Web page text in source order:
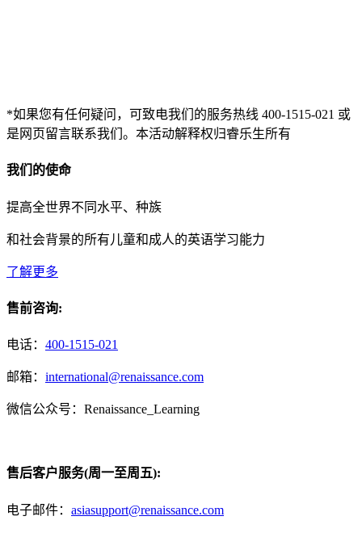
*如果您有任何疑问，可致电我们的服务热线 400-1515-021 或
是网页留言联系我们。本活动解释权归睿乐生所有
我们的使命
提高全世界不同水平、种族
和社会背景的所有儿童和成人的英语学习能力
了解更多
售前咨询:
电话： 400-1515-021
邮箱： international@renaissance.com
微信公众号：Renaissance_Learning
售后客户服务(周一至周五):
电子邮件： asiasupport@renaissance.com